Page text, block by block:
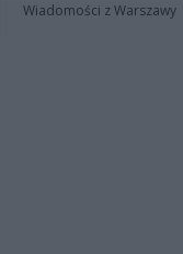
Wiadomości z Warszawy